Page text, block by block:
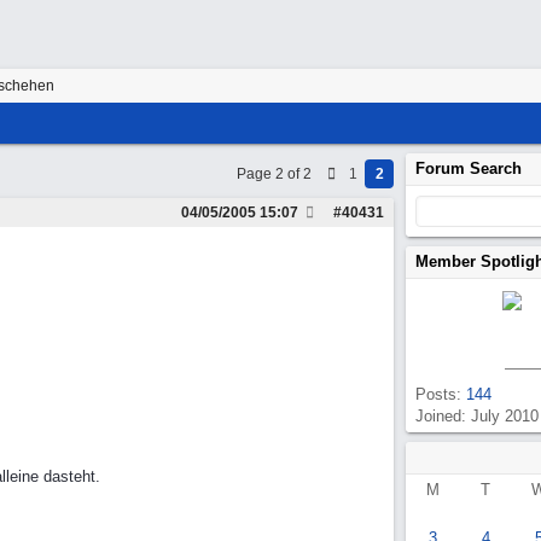
Page 2 of 2 1 2
#40431
04/05/2005 15:07
dasteht.
Forum Search
Member
Posts: 144
Joined: July 2010
M T